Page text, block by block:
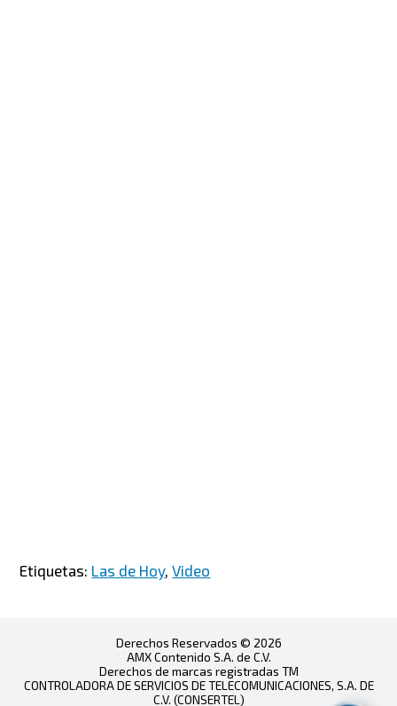
Etiquetas: Las de Hoy,Video
Derechos Reservados © 2026
AMX Contenido S.A. de C.V.
Derechos de marcas registradas TM
CONTROLADORA DE SERVICIOS DE TELECOMUNICACIONES, S.A. DE
C.V. (CONSERTEL)